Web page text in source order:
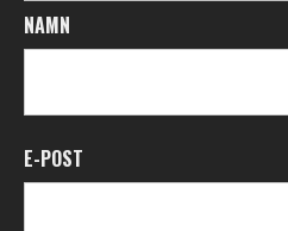
NAMN
E-POST